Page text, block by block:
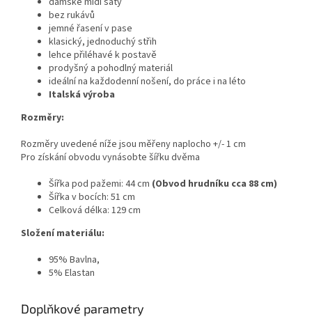
bez rukávů
jemné řasení v pase
klasický, jednoduchý střih
lehce přiléhavé k postavě
prodyšný a pohodlný materiál
ideální na každodenní nošení, do práce i na léto
Italská výroba
Rozměry:
Rozměry uvedené níže jsou měřeny naplocho +/- 1 cm
Pro získání obvodu vynásobte šířku dvěma
Šířka pod pažemi: 44 cm (Obvod hrudníku cca 88 cm)
Šířka v bocích: 51 cm
Celková délka: 129 cm
Složení materiálu:
95% Bavlna,
5% Elastan
Doplňkové parametry